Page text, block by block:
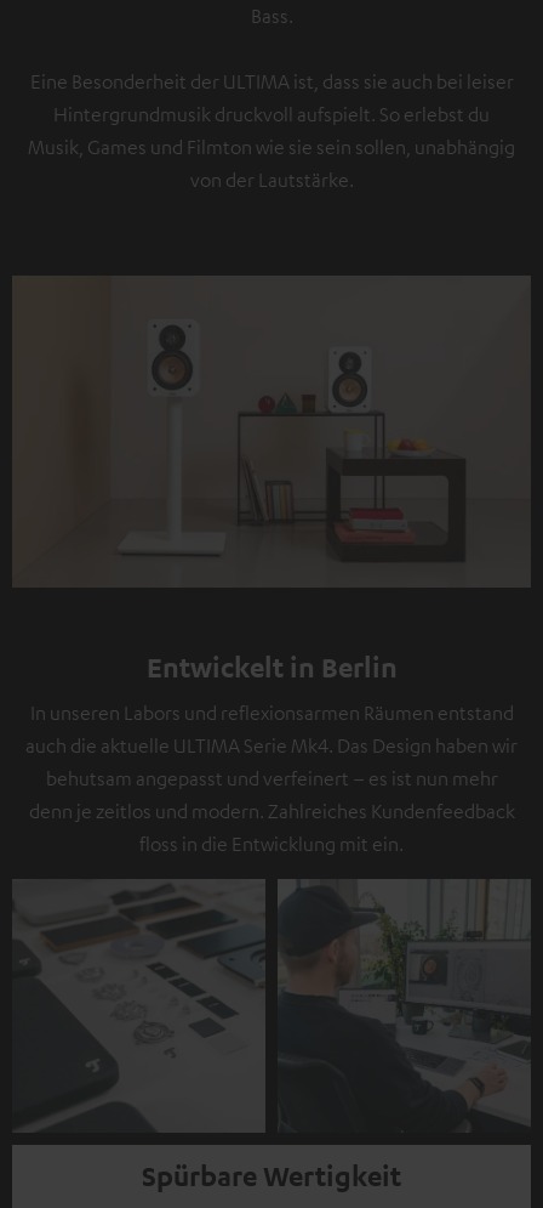
Bass.
Eine Besonderheit der ULTIMA ist, dass sie auch bei leiser
Hintergrundmusik druckvoll aufspielt. So erlebst du
Musik, Games und Filmton wie sie sein sollen, unabhängig
von der Lautstärke.
Entwickelt in Berlin
In unseren Labors und reflexionsarmen Räumen entstand
auch die aktuelle ULTIMA Serie Mk4. Das Design haben wir
behutsam angepasst und verfeinert – es ist nun mehr
denn je zeitlos und modern. Zahlreiches Kundenfeedback
floss in die Entwicklung mit ein.
Spürbare Wertigkeit